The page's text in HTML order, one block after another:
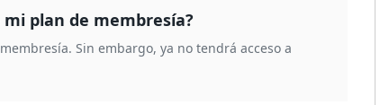
plan de membresía?
Sin embargo, ya no tendrá acceso a